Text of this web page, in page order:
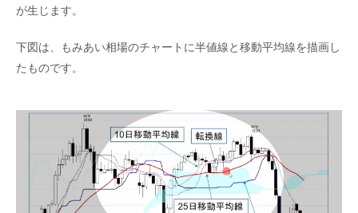
が生じます。
下図は、もみあい相場のチャートに半値線と移動平均線を描画し
たものです。